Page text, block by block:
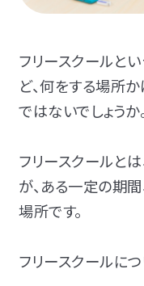
フリースクールと
ど、何をする場所
ではないでしょうか
フリースクールとは
が、ある一定の期
場所です。
フリースクールに